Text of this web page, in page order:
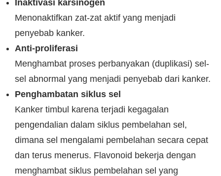
Inaktivasi karsinogen
Menonaktifkan zat-zat aktif yang menjadi
penyebab kanker.
Anti-proliferasi
Menghambat proses perbanyakan (duplikasi) sel-
sel abnormal yang menjadi penyebab dari kanker.
Penghambatan siklus sel
Kanker timbul karena terjadi kegagalan
pengendalian dalam siklus pembelahan sel,
dimana sel mengalami pembelahan secara cepat
dan terus menerus. Flavonoid bekerja dengan
menghambat siklus pembelahan sel yang